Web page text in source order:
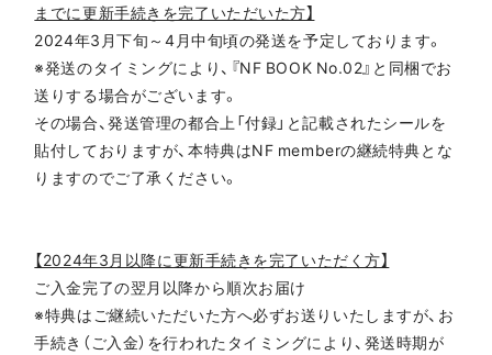
までに更新手続きを完了いただいた方】
2024年3月下旬～4月中旬頃の発送を予定しております。
※発送のタイミングにより、『NF BOOK No.02』と同梱でお
送りする場合がございます。
その場合、発送管理の都合上「付録」と記載されたシールを
貼付しておりますが、本特典はNF memberの継続特典とな
りますのでご了承ください。
【2024年3月以降に更新手続きを完了いただく方】
ご入金完了の翌月以降から順次お届け
※特典はご継続いただいた方へ必ずお送りいたしますが、お
手続き（ご入金）を行われたタイミングにより、発送時期が